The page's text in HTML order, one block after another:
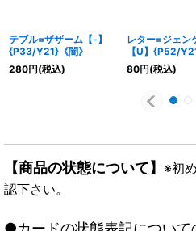
テブル=ザザーム【-】
{P33/Y21}《闇》
280円(税込)
レター=ジェン
【U】{P52/
80円(税込)
【商品の状態について】 ※初
認下さい。